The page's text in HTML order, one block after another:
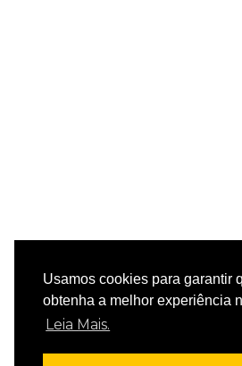
Usamos cookies para garantir
obtenha a melhor experiência
Leia Mais.